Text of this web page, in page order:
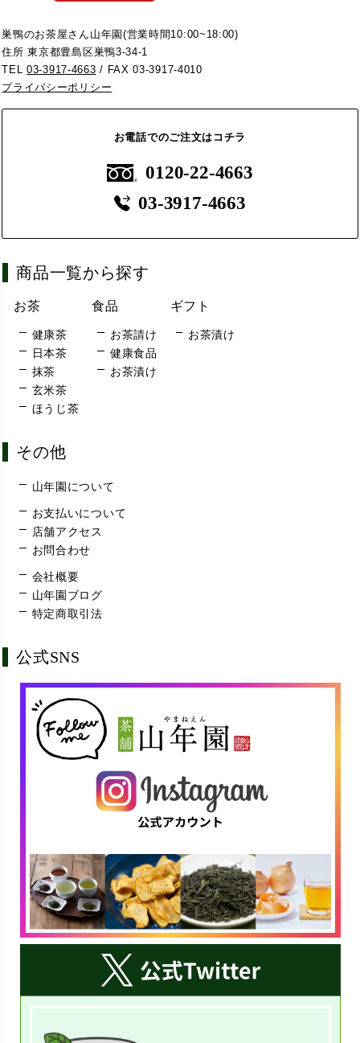
巣鴨のお茶屋さん山年園(営業時間10:00~18:00)
住所 東京都豊島区巣鴨3-34-1
TEL03-3917-4663 / FAX 03-3917-4010
プライバシーポリシー
お電話でのご注文はコチラ
0120-22-4663
03-3917-4663
商品一覧から探す
お茶
健康茶
日本茶
抹茶
玄米茶
ほうじ茶
食品
お茶請け
健康食品
お茶漬け
ギフト
お茶漬け
その他
山年園について
お支払いについて
店舗アクセス
お問合わせ
会社概要
山年園ブログ
特定商取引法
公式SNS